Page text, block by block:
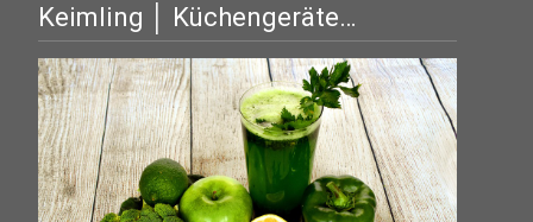
Keimling │ Küchengeräte…